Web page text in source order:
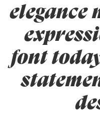
elegance
font